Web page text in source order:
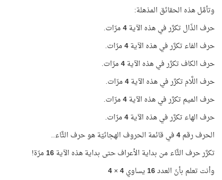
وتأمَّل هذه الحقائق المذهلة:
حرف الذّال تكرَّر في هذه الآية4مرّات.
حرف الفاء تكرَّر في هذه الآية4مرّات.
حرف الكاف تكرَّر في هذه الآية4مرّات.
حرف اللَّام تكرَّر في هذه الآية4مرّات.
حرف الميم تكرَّر في هذه الآية4مرّات.
حرف الهاء تكرَّر في هذه الآية4مرّات.
الحرف رقم4في قائمة الحروف الهجائيّة هو حرف الثَّاء..
تكرَّر حرف الثَّاء من بداية الأعراف حتى بداية هذه الآية16مرّة!
وأنت تعلم بأنّ العدد16يساوي4
×
4